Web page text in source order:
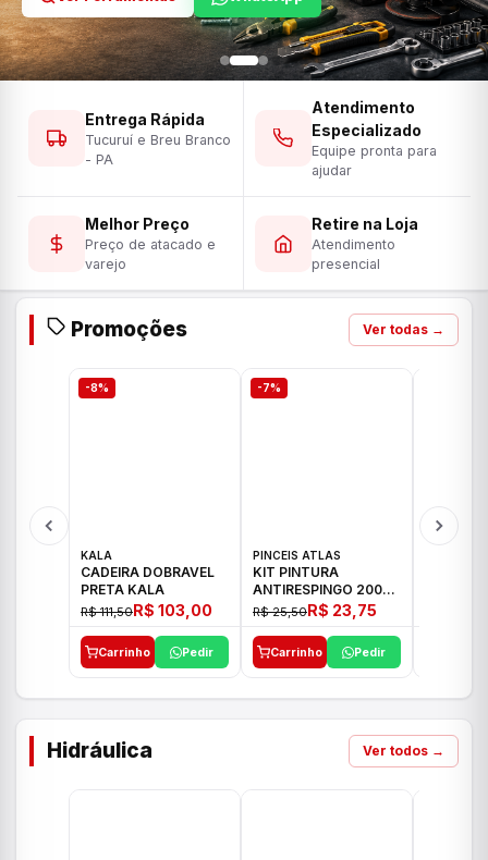
Entrega Rápida
Tucuruí e Breu Branco
- PA
Atendimento
Especializado
Equipe pronta para
ajudar
Melhor Preço
Preço de atacado e
varejo
Retire na Loja
Atendimento
presencial
Promoções Ver todas →
-8%
KALA
CADEIRA DOBRAVEL
PRETA KALA
R$ 111,50R$ 103,00
Carrinho Pedir
-7%
PINCEIS ATLAS
KIT PINTURA
ANTIRESPINGO 2003
ATLAS 03 PCS
R$ 25,50R$ 23,75
Carrinho Pedir
Hidráulica Ver todos →